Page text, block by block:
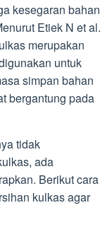
kesegaran bahan
Etiek N et al.
merupakan
untuk
simpan bahan
bergantung pada
tidak
ada
Berikut cara
kulkas agar